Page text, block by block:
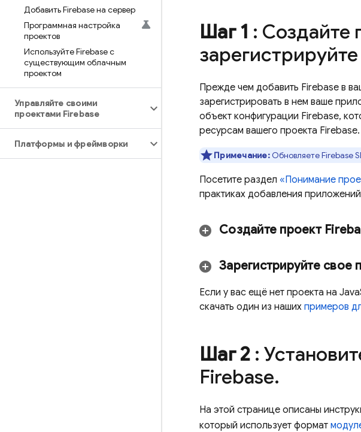
Добавить Firebase на сервер
Программная настройка
проектов
Используйте Firebase с
существующим облачным
проектом
Управляйте своими
проектами Firebase
Платформы и фреймворки
Шаг 1 : Создайте
Прежде чем добавить Firebase в
зарегистрировать в нем ваше
объект конфигурации Firebase,
ресурсам вашего проекта Firebase.
Примечание: Обновляете Firebase
Посетите раздел «Понимание
практиках добавления
Создайте проект
Зарегистрируйте свое
Если у вас ещё нет проекта на
скачать один из наших примеров
Шаг 2 :
Firebase.
На этой странице описаны
который использует формат